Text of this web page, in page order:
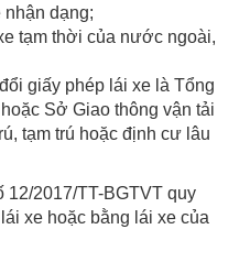
nhận dạng;
tạm thời của nước ngoài,
giấy phép lái xe là Tổng
Sở Giao thông vận tải
tạm trú hoặc định cư lâu
2017/TT-BGTVT quy
xe hoặc bằng lái xe của